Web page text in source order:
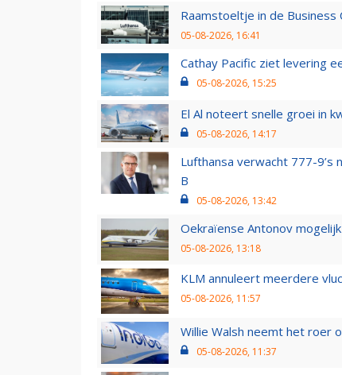
Raamstoeltje in de
05-08-2026, 16:41
Cathay Pacific ziet levering
05-08-2026, 15:25
El Al noteert snelle groei in
05-08-2026, 14:17
Lufthansa verwacht 777-9’s
B
05-08-2026, 13:42
Oekraïense Antonov
05-08-2026, 13:18
KLM annuleert meerdere
05-08-2026, 11:57
Willie Walsh neemt het roer
05-08-2026, 11:37